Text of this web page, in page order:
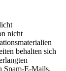
nicht
behalten sich
Spam-E-Mails,